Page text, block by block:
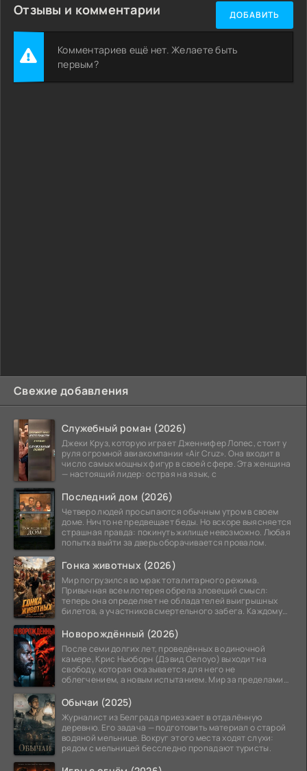
Свежие добавления
Служебный роман (2026)
Джеки Круз, которую играет Дженнифер Лопес, стоит у
руля огромной авиакомпании «Air Cruz». Она входит в
число самых мощных фигур в своей сфере. Эта женщина
— настоящий лидер: острая на язык, с
Последний дом (2026)
Четверо людей просыпаются обычным утром в своем
доме. Ничто не предвещает беды. Но вскоре выясняется
страшная правда: покинуть жилище невозможно. Любая
попытка выйти за дверь оборачивается провалом.
Гонка животных (2026)
Мир погрузился во мрак тоталитарного режима.
Привычная всем лотерея обрела зловещий смысл:
теперь она определяет не обладателей выигрышных
билетов, а участников смертельного забега. Каждому
Новорождённый (2026)
После семи долгих лет, проведённых в одиночной
камере, Крис Ньюборн (Дэвид Оелоуо) выходит на
свободу, которая оказывается для него не
облегчением, а новым испытанием. Мир за пределами
Обычаи (2025)
Журналист из Белграда приезжает в отдалённую
деревню. Его задача — подготовить материал о старой
водяной мельнице. Вокруг этого места ходят слухи:
рядом с мельницей бесследно пропадают туристы.
Отзывы и комментарии ДОБАВИТЬ
Комментариев ещё нет. Желаете быть
первым?